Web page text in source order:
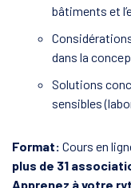
bâtiments et
dans la
Solutions
sensibles
Format: Cours en
plus de 31
Apprenez à votre